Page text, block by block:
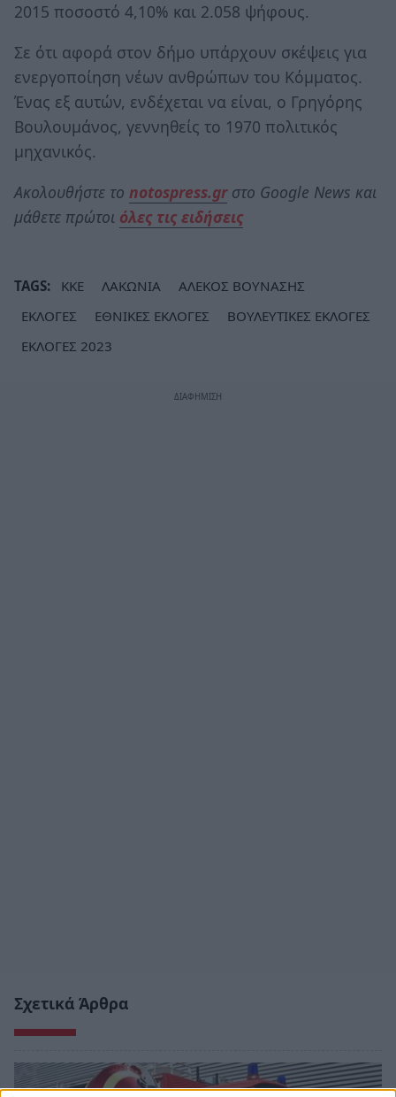
2015 ποσοστό 4,10% και 2.058 ψήφους.
Σε ότι αφορά στον δήμο υπάρχουν σκέψεις για
ενεργοποίηση νέων ανθρώπων του Κόμματος.
Ένας εξ αυτών, ενδέχεται να είναι, ο Γρηγόρης
Βουλουμάνος, γεννηθείς το 1970 πολιτικός
μηχανικός.
Ακολουθήστε το notospress.grστο Google News και
μάθετε πρώτοι όλες τις ειδήσεις
TAGS: ΚΚΕ ΛΑΚΩΝΙΑ
ΑΛΕΚΟΣ ΒΟΥΝΑΣΗΣ
ΕΚΛΟΓΕΣ
ΕΘΝΙΚΕΣ ΕΚΛΟΓΕΣ
ΒΟΥΛΕΥΤΙΚΕΣ ΕΚΛΟΓΕΣ
ΕΚΛΟΓΕΣ 2023
Σχετικά Άρθρα